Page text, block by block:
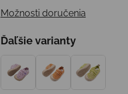
Možnosti doručenia
Ďaľšie varianty